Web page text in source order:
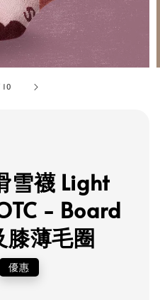
10
雪襪 Light
- Board
膝薄毛圈
優惠